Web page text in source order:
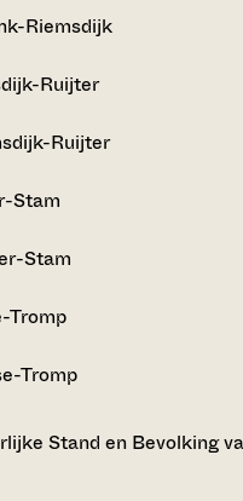
Riemsdijk
Ruijter
Ruijter
Stam
Stam
Tromp
Tromp
Stand en Bevolking